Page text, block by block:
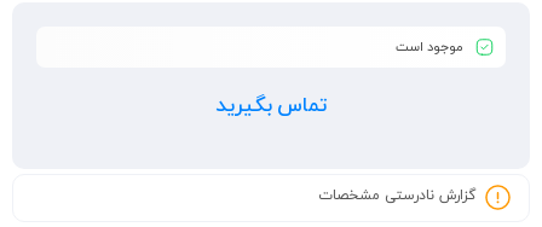
موجود است
تماس بگیرید
گزارش نادرستی مشخصات